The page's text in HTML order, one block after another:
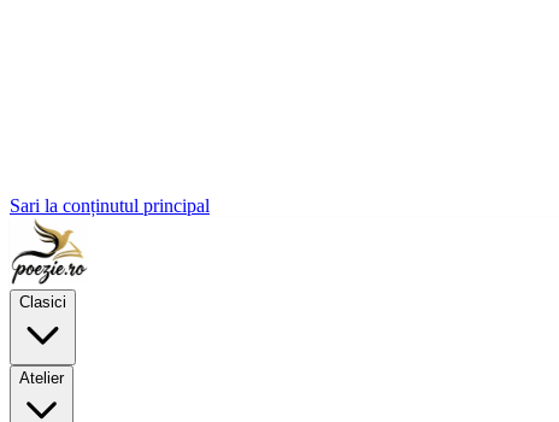
Sari la conținutul principal
Clasici
Atelier